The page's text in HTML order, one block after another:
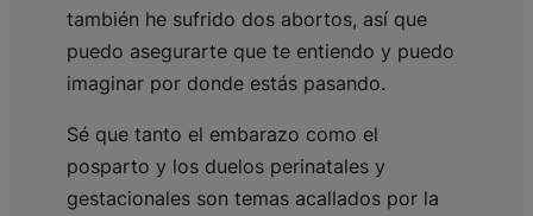
también he sufrido dos abortos, así que
puedo asegurarte que te entiendo y puedo
imaginar por donde estás pasando.
Sé que tanto el embarazo como el
posparto y los duelos perinatales y
gestacionales son temas acallados por la